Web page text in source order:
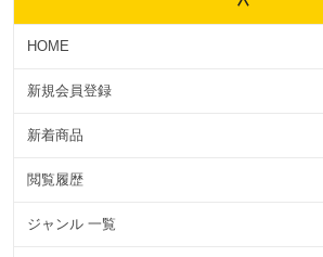
HOME
新規会員登録
新着商品
閲覧履歴
ジャンル 一覧